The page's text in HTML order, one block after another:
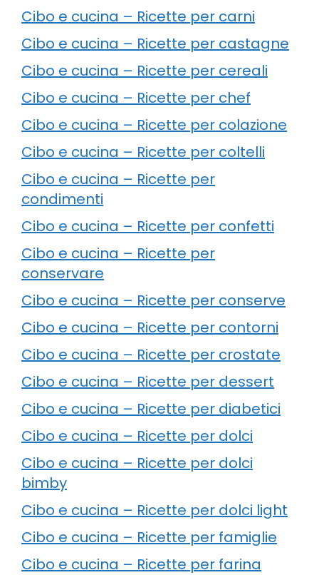
Cibo e cucina – Ricette per carni
Cibo e cucina – Ricette per castagne
Cibo e cucina – Ricette per cereali
Cibo e cucina – Ricette per chef
Cibo e cucina – Ricette per colazione
Cibo e cucina – Ricette per coltelli
Cibo e cucina – Ricette per
condimenti
Cibo e cucina – Ricette per confetti
Cibo e cucina – Ricette per
conservare
Cibo e cucina – Ricette per conserve
Cibo e cucina – Ricette per contorni
Cibo e cucina – Ricette per crostate
Cibo e cucina – Ricette per dessert
Cibo e cucina – Ricette per diabetici
Cibo e cucina – Ricette per dolci
Cibo e cucina – Ricette per dolci
bimby
Cibo e cucina – Ricette per dolci light
Cibo e cucina – Ricette per famiglie
Cibo e cucina – Ricette per farina